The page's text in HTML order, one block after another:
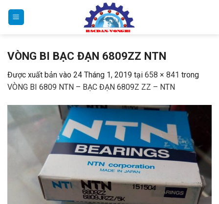
VÒNG BI BẠC ĐẠN 6809ZZ NTN
Được xuất bản vào 24 Tháng 1, 2019 tại 658 × 841 trong
VÒNG BI 6809 NTN – BẠC ĐẠN 6809Z ZZ – NTN